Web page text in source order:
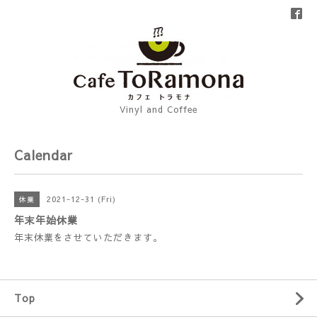
Vinyl and Coffee
Calendar
休業 2021-12-31 (Fri)
年末年始休業
年末休業をさせていただきます。
Top